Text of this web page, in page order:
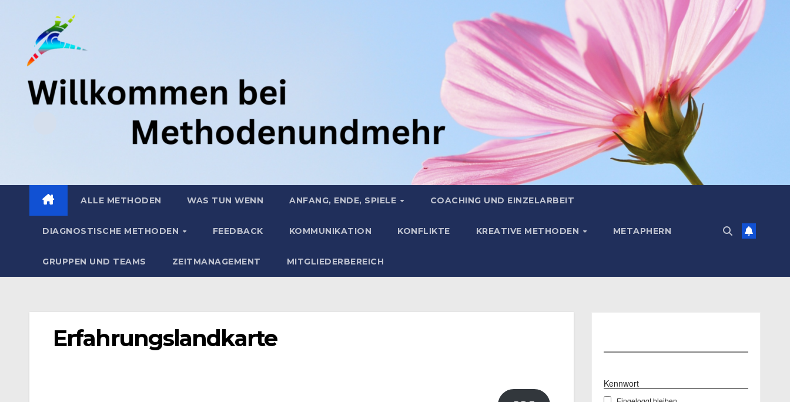
springen.
ALLE METHODEN WAS TUN WENN ANFANG, ENDE, SPIELE COACHING UND EINZELARBEIT
DIAGNOSTISCHE METHODEN FEEDBACK KOMMUNIKATION KONFLIKTE KREATIVE METHODEN METAPHERN
GRUPPEN UND TEAMS ZEITMANAGEMENT MITGLIEDERBEREICH
Erfahrungslandkarte
Kennwort